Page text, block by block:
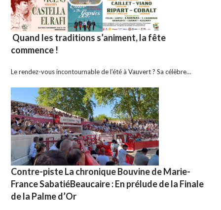
Quand les traditions s’animent, la fête
commence !
Le rendez-vous incontournable de l’été à Vauvert ? Sa célèbre…
Contre-piste La chronique Bouvine de Marie-
France SabatiéBeaucaire : En prélude de la Finale
de la Palme d’Or